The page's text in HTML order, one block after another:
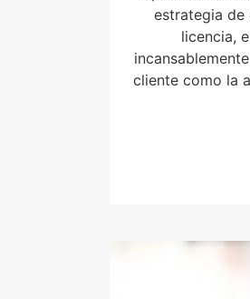
estrategia de
licencia,
cliente como la